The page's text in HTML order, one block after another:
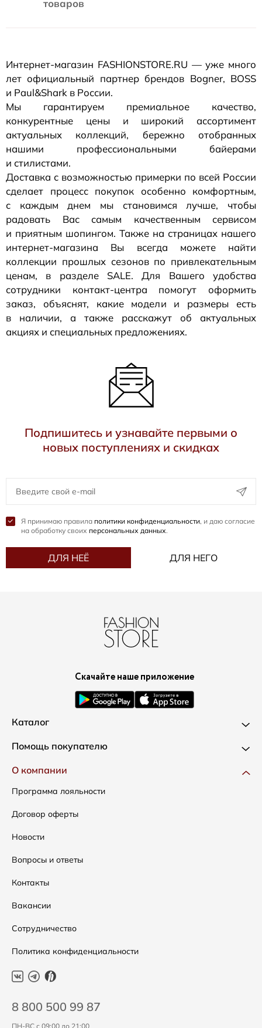
товаров
Интернет-магазин FASHIONSTORE.RU — уже много
лет официальный партнер брендов Bogner, BOSS
и Paul&Shark в России.
Мы гарантируем премиальное качество,
конкурентные цены и широкий ассортимент
актуальных коллекций, бережно отобранных
нашими профессиональными байерами
и стилистами.
Доставка с возможностью примерки по всей России
сделает процесс покупок особенно комфортным,
с каждым днем мы становимся лучше, чтобы
радовать Вас самым качественным сервисом
и приятным шопингом. Также на страницах нашего
интернет-магазина Вы всегда можете найти
коллекции прошлых сезонов по привлекательным
ценам, в разделе SALE. Для Вашего удобства
сотрудники контакт-центра помогут оформить
заказ, объяснят, какие модели и размеры есть
в наличии, а также расскажут об актуальных
акциях и специальных предложениях.
Подпишитесь и узнавайте первыми о
новых поступлениях и скидках
Я принимаю правила политики конфиденциальности, и даю согласие
на обработку своих персональных данных.
ДЛЯ НЕЁ ДЛЯ НЕГО
Скачайте наше приложение
Каталог
Новинки
Одежда
Сумки
Аксессуары
Распродажа
Подарочные сертификаты
Помощь покупателю
Доставка и оплата
Как оформить заказ
Условия возвратов
Таблица размеров
Уход за одеждой
О компании
Программа лояльности
Договор оферты
Новости
Вопросы и ответы
Контакты
Вакансии
Сотрудничество
Политика конфиденциальности
8 800 500 99 87
ПН-ВС с 09:00 до 21:00